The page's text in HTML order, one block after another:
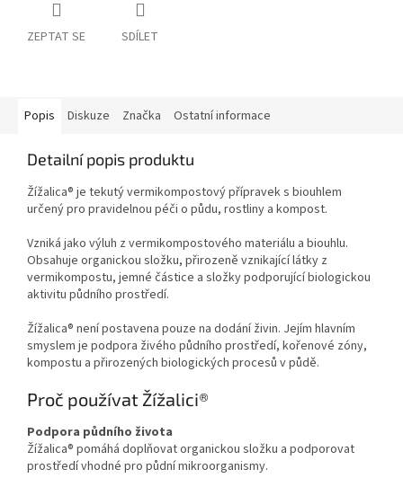
ZEPTAT SE SDÍLET
Popis Diskuze Značka Ostatní informace
Detailní popis produktu
Žížalica® je tekutý vermikompostový přípravek s biouhlem
určený pro pravidelnou péči o půdu, rostliny a kompost.
Vzniká jako výluh z vermikompostového materiálu a biouhlu.
Obsahuje organickou složku, přirozeně vznikající látky z
vermikompostu, jemné částice a složky podporující biologickou
aktivitu půdního prostředí.
Žížalica® není postavena pouze na dodání živin. Jejím hlavním
smyslem je podpora živého půdního prostředí, kořenové zóny,
kompostu a přirozených biologických procesů v půdě.
Proč používat Žížalici®
Podpora půdního života
Žížalica® pomáhá doplňovat organickou složku a podporovat
prostředí vhodné pro půdní mikroorganismy.